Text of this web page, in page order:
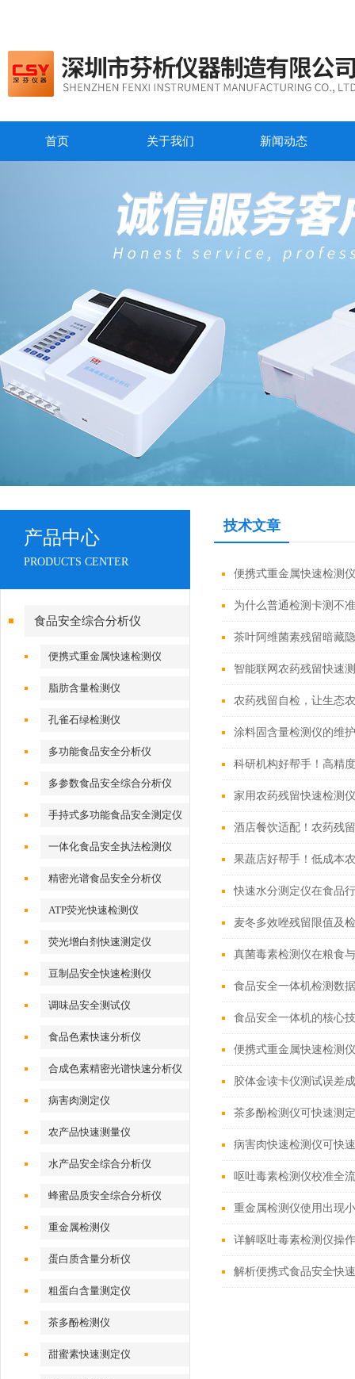
首页 关于我们 新闻动态
产品中心
PRODUCTS CENTER
食品安全综合分析仪
便携式重金属快速检测仪
脂肪含量检测仪
孔雀石绿检测仪
多功能食品安全分析仪
多参数食品安全综合分析仪
手持式多功能食品安全测定仪
一体化食品安全执法检测仪
精密光谱食品安全分析仪
ATP荧光快速检测仪
荧光增白剂快速测定仪
豆制品安全快速检测仪
调味品安全测试仪
食品色素快速分析仪
合成色素精密光谱快速分析仪
病害肉测定仪
农产品快速测量仪
水产品安全综合分析仪
蜂蜜品质安全综合分析仪
重金属检测仪
蛋白质含量分析仪
粗蛋白含量测定仪
茶多酚检测仪
甜蜜素快速测定仪
技术文章
便携式重金属快速检测
为什么普通检测卡测不
茶叶阿维菌素残留暗藏
智能联网农药残留快速
农药残留自检，让生态
涂料固含量检测仪的维
科研机构好帮手！高精
家用农药残留快速检测
酒店餐饮适配！农药残
果蔬店好帮手！低成本
快速水分测定仪在食品
麦冬多效唑残留限值及
真菌毒素检测仪在粮食
食品安全一体机检测数
食品安全一体机的核心
便携式重金属快速检测
胶体金读卡仪测试误差
茶多酚检测仪可快速测
病害肉快速检测仪可快
呕吐毒素检测仪校准全
重金属检测仪使用出现
详解呕吐毒素检测仪操
解析便携式食品安全快